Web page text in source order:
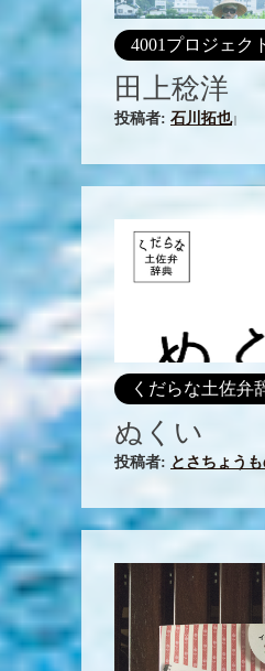
4001プロジェク
田上稔洋
投稿者: 石川拓也|
くだらな土佐弁
ぬくい
投稿者: とさちょう